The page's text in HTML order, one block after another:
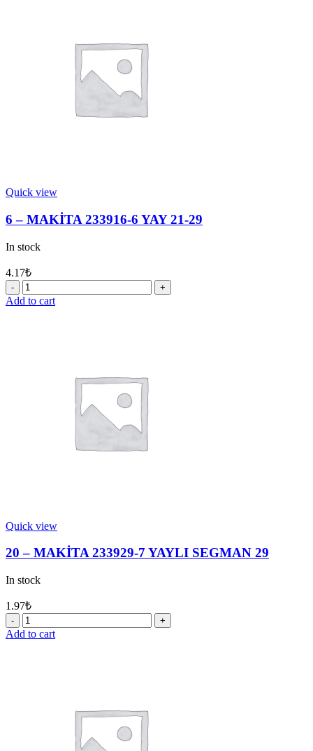
Quick view
6 – MAKİTA 233916-6 YAY 21-29
In stock
4.17₺
6
-
Add to cart
Quick view
20 – MAKİTA 233929-7 YAYLI SEGMAN 29
In stock
1.97₺
20
-
Add to cart